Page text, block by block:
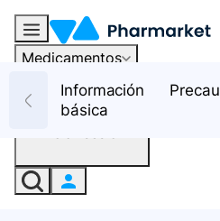
Medicamentos
RecursosInformación
básica